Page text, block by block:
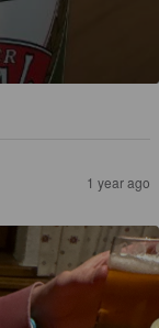
1 year ago